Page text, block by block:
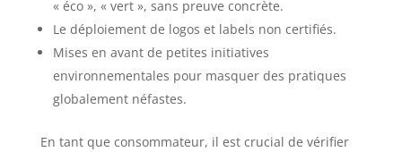
« éco », « vert », sans preuve concrète.
Le déploiement de logos et labels non certifiés.
Mises en avant de petites initiatives
environnementales pour masquer des pratiques
globalement néfastes.
En tant que consommateur, il est crucial de vérifier